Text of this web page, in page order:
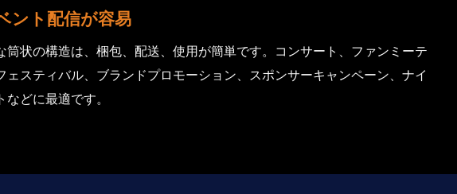
ント配信が容易
筒状の構造は、梱包、配送、使用が簡単です。コンサート、ファンミーテ
ェスティバル、ブランドプロモーション、スポンサーキャンペーン、ナイ
などに最適です。